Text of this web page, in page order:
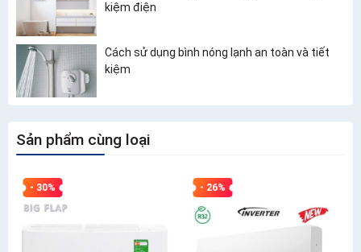
kiệm điện
Cách sử dụng bình nóng lạnh an toàn và tiết
kiệm
Sản phẩm cùng loại
- 30% - 26%